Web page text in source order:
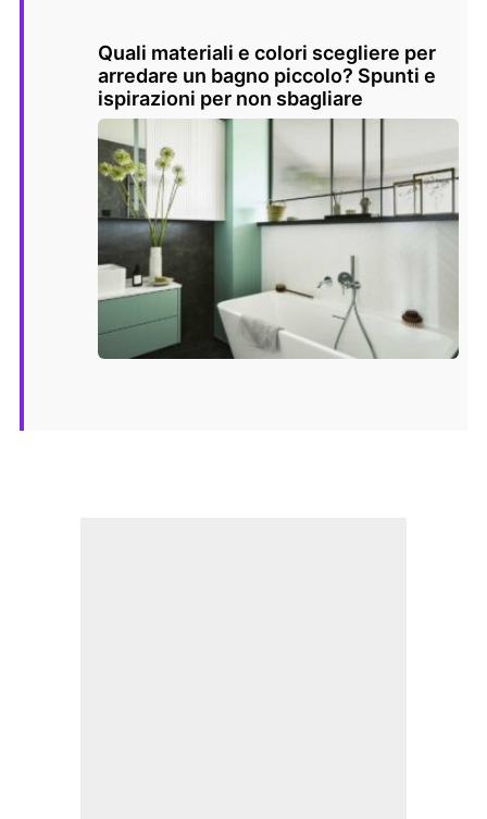
Quali materiali e colori scegliere per
arredare un bagno piccolo? Spunti e
ispirazioni per non sbagliare